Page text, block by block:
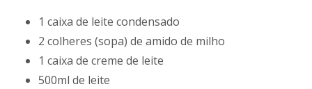
1 caixa de leite condensado
2 colheres (sopa) de amido de milho
1 caixa de creme de leite
500ml de leite